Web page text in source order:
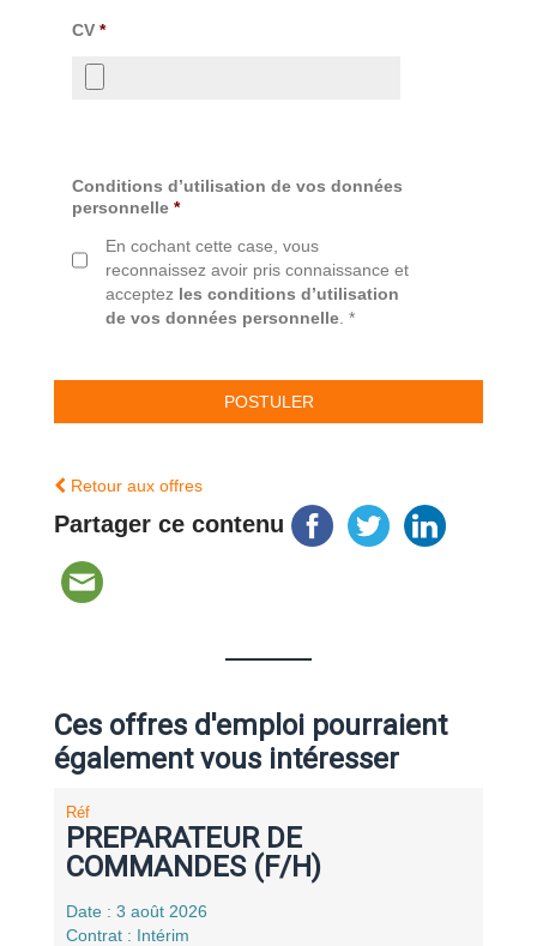
CV *
Conditions d’utilisation de vos données
personnelle *
En cochant cette case, vous
reconnaissez avoir pris connaissance et
acceptez les conditions d’utilisation
de vos données personnelle . *
Retour aux offres
Partager ce contenu
Ces offres d'emploi pourraient
également vous intéresser
Réf
PREPARATEUR DE
COMMANDES (F/H)
Date : 3 août 2026
Contrat : Intérim